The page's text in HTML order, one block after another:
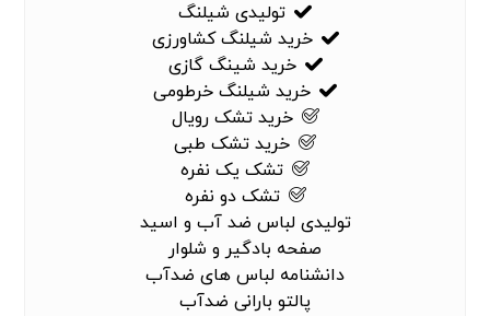
تولیدی شیلنگ
خرید شیلنگ کشاورزی
خرید شینگ گازی
خرید شیلنگ خرطومی
خرید تشک رویال
خرید تشک طبی
تشک یک نفره
تشک دو نفره
تولیدی لباس ضد آب و اسید
صفحه بادگیر و شلوار
دانشنامه لباس های ضدآب
پالتو بارانی ضدآب